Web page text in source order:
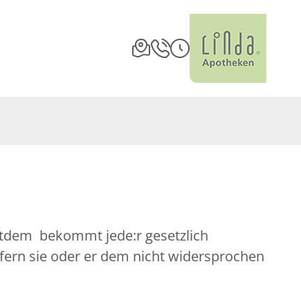
bekommt jede:r gesetzlich
sie oder er dem nicht widersprochen